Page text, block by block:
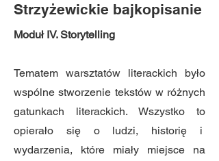
Strzyżewickie bajkopisanie
Moduł IV. Storytelling
Tematem warsztatów literackich było
wspólne stworzenie tekstów w różnych
gatunkach literackich. Wszystko to
opierało się o ludzi, historię i
wydarzenia, które miały miejsce na